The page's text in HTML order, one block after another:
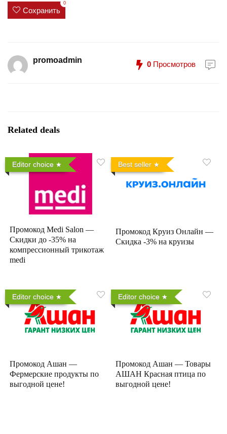
Сохранить
0
promoadmin 0 Просмотров
Related deals
Editor choice
Промокод Medi Salon —
Скидки до -35% на
компрессионный трикотаж
medi
Best seller
Промокод Круиз Онлайн —
Скидка -3% на круизы
Editor choice
Промокод Ашан —
Фермерские продукты по
выгодной цене!
Editor choice
Промокод Ашан — Товары
АШАН Красная птица по
выгодной цене!